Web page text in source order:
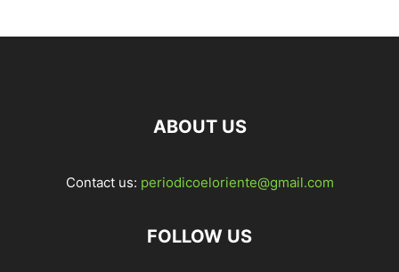
ABOUT US
Contact us: periodicoeloriente@gmail.com
FOLLOW US